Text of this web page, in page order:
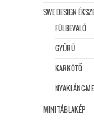
SWE DESIGN
FÜLBEVALÓ
GYŰRŰ
KARKÖTŐ
NYAKLÁNC-
MINI TÁBLAKÉP